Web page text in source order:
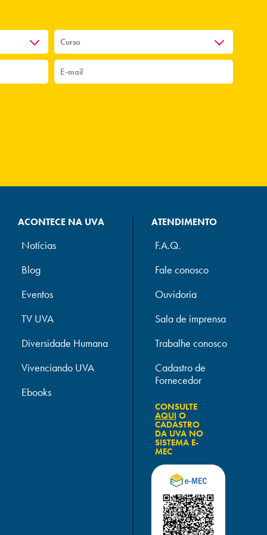
ACONTECE NA UVA
Notícias
Blog
Eventos
TV UVA
Diversidade Humana
Vivenciando UVA
Ebooks
ATENDIMENTO
F.A.Q.
Fale conosco
Ouvidoria
Sala de imprensa
Trabalhe conosco
Cadastro de
Fornecedor
CONSULTE
AQUIO
CADASTRO
DA UVA NO
SISTEMA E-
MEC